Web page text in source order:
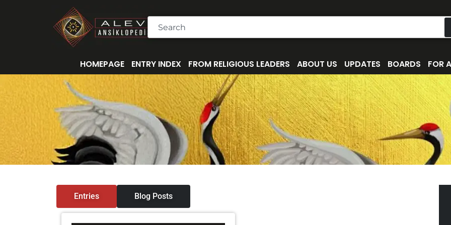
Ara
HOMEPAGE ENTRY INDEX FROM RELIGIOUS LEADERS ABOUT US UPDATES BOARDS FOR
Entries Blog Posts